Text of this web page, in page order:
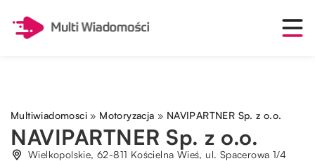
Multiwiadomosci » Motoryzacja » NAVIPARTNER Sp. z o.o.
NAVIPARTNER Sp. z o.o.
Wielkopolskie, 62-811 Kościelna Wieś, ul. Spacerowa 1/4